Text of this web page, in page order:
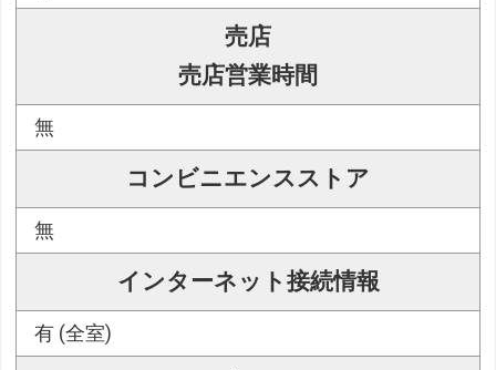
売店
売店営業時間
無
コンビニエンスストア
無
インターネット接続情報
有 (全室)